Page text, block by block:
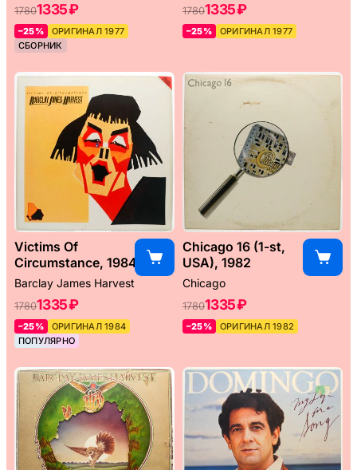
17801335 ₽
–25%
ОРИГИНАЛ 1977
СБОРНИК
17801335 ₽
–25% ОРИГИНАЛ 1977
Victims Of
Circumstance, 1984
Barclay James Harvest
17801335 ₽
–25%
ОРИГИНАЛ 1984
ПОПУЛЯРНО
Chicago 16 (1-st,
USA), 1982
Chicago
17801335 ₽
–25% ОРИГИНАЛ 1982